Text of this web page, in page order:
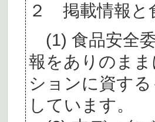
２ 掲載情報と
(1) 食品安全
報をありのま
ションに資す
しています。